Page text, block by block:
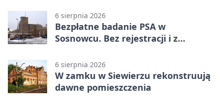
6 sierpnia 2026
Bezpłatne badanie PSA w
Sosnowcu. Bez rejestracji i z
6 sierpnia 2026
W zamku w Siewierzu rekonstruują
dawne pomieszczenia